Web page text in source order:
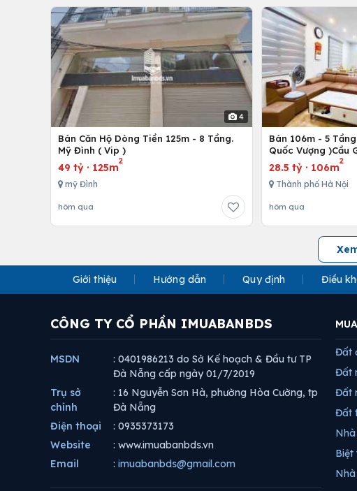
4
Bán Căn Hộ Dòng Tiền 125m - 8 Tầng.
Mỹ Đình ( Vip )
49 tỷ · 125m
2
mỹ Đình
hôm qua
Bán 106m - 5
Quốc Vượng )Cầu
28.5 tỷ · 106m
2
Thành phố Hà Nội
hôm qua
Giới thiệu Hướng dẫn Quy định Điều
CÔNG TY CỔ PHẦN IMUABANBDS
MSDN
: 0401986213 do Sở Kế hoạch & Đầu tư TP
Đà Nẵng cấp ngày 01/7/2019
Trụ sở
chính
: 16 Nguyễn Sơn Hà, phường Hòa Cường, tp
Đà Nẵng
Điện thoại
: 0935373173
Website
: www.imuabanbds.vn
Email
: imuabanbds@gmail.com
Đất
Đất
Đất
Đất
Biệt